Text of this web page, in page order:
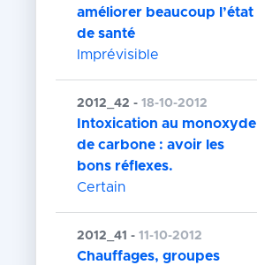
améliorer beaucoup l’état
de santé
Imprévisible
2012_42 -18-10-2012
Intoxication au monoxyde
de carbone : avoir les
bons réflexes.
Certain
2012_41 -11-10-2012
Chauffages, groupes